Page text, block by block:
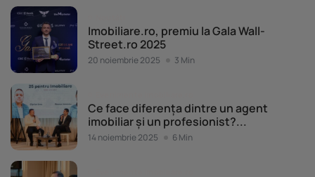
Imobiliare.ro, premiu la Gala Wall-
Street.ro 2025
20 noiembrie 2025 3 Min
Ce face diferența dintre un agent
imobiliar și un profesionist?...
14 noiembrie 2025 6 Min